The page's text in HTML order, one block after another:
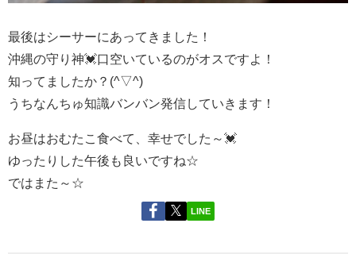
最後はシーサーにあってきました！
沖縄の守り神💓口空いているのがオスですよ！
知ってましたか？(^▽^)
うちなんちゅ知識バンバン発信していきます！
お昼はおむたこ食べて、幸せでした～💓
ゆったりした午後も良いですね☆
ではまた～☆
LINE